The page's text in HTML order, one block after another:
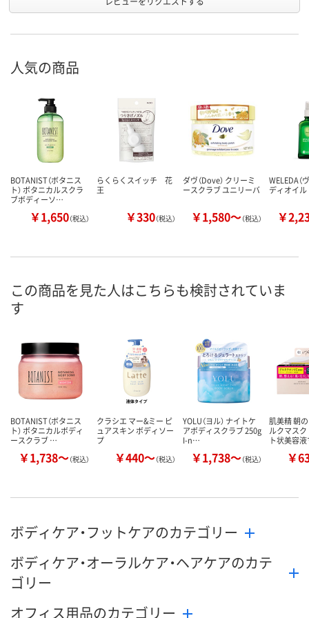
人気の商品
BOTANIST（ボタニス
ト） ボタニカルスクラ
ブボディーソ…
￥1,650（税込）
らくらくスイッチ 花
王
￥330（税込）
ダヴ（Dove） クリーミ
ースクラブ ユニリーバ
￥1,580～（税込）
WELEDA（
ディオイ
￥
この商品を見た人はこちらも検討されていま
す
BOTANIST（ボタニス
ト） ボタニカルボディ
ースクラブ …
￥1,738～（税込）
クラシエ マー&ミー ピ
ュアスキン ボディソー
プ
￥440～（税込）
YOLU（ヨル） ナイトケ
アボディスクラブ 250g
I-n…
￥1,738～（税込）
肌美精 朝
ルクマス
ト状美容
￥
ボディケア・フットケアのカテゴリー
ボディケア・オーラルケア・ヘアケアのカテ
ゴリー
オフィス用品のカテゴリー